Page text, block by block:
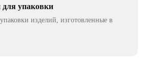
упаковки
изделий, изготовленные в